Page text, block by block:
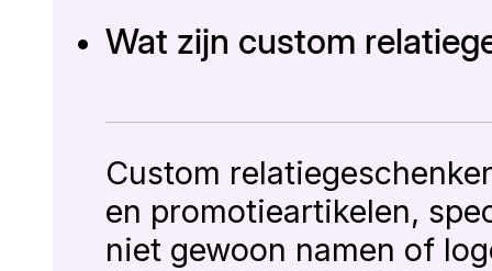
Wat zijn custom
Custom
en promotieartikelen,
niet gewoon namen of